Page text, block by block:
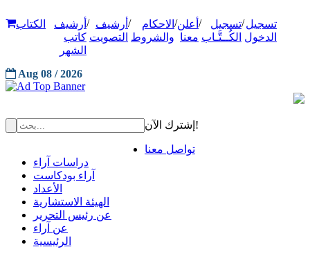
تسجيل
الدخول
/تسجيل
الكُــتَّـاب
/ أعلن
معنا
/ الاحكام
والشروط
/ أرشيف
التصويت
/ أرشيف
كاتب
الشهر
الكتاب
Aug 08 / 2026
إشترك الآن!
تواصل معنا
دراسات آراء
آراء بودكاست
الأعداد
الهيئة الاستشارية
عن رئيس التحرير
عن آراء
الرئيسية